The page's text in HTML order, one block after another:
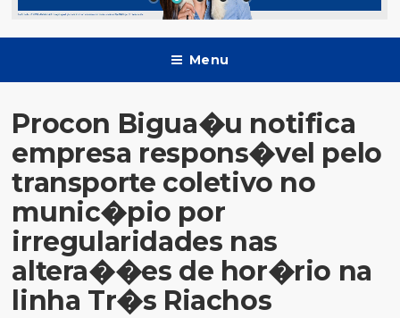
Menu
Procon Bigua�u notifica
empresa respons�vel pelo
transporte coletivo no
munic�pio por
irregularidades nas
altera��es de hor�rio na
linha Tr�s Riachos